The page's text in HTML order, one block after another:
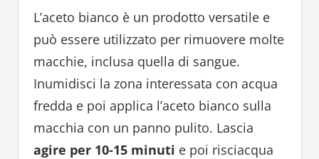
L’aceto bianco è un prodotto versatile e
può essere utilizzato per rimuovere molte
macchie, inclusa quella di sangue.
Inumidisci la zona interessata con acqua
fredda e poi applica l’aceto bianco sulla
macchia con un panno pulito. Lascia
agire per 10-15 minuti e poi risciacqua